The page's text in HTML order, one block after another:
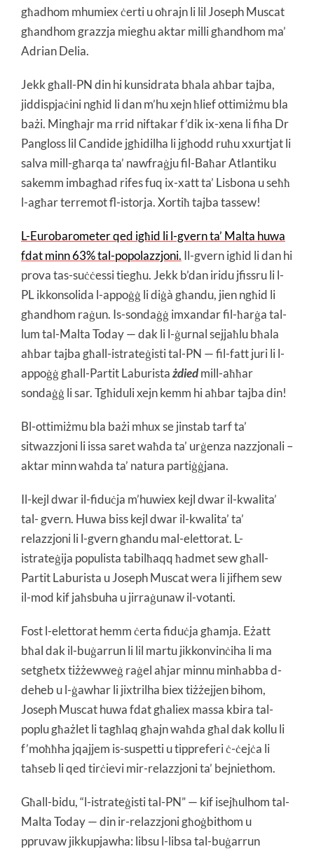
għadhom mhumiex ċerti u oħrajn li lil Joseph Muscat
għandhom grazzja miegħu aktar milli għandhom ma’
Adrian Delia.
Jekk għall-PN din hi kunsidrata bħala aħbar tajba,
jiddispjaċini ngħid li dan m’hu xejn ħlief ottimiżmu bla
bażi. Mingħajr ma rrid niftakar f’dik ix-xena li fiha Dr
Pangloss lil Candide jgħidilha li jgħodd ruħu xxurtjat li
salva mill-għarqa ta’ nawfraġju fil-Baħar Atlantiku
sakemm imbagħad rifes fuq ix-xatt ta’ Lisbona u seħħ
l-agħar terremot fl-istorja. Xortiħ tajba tassew!
L-Eurobarometer qed igħid li l-gvern ta’ Malta huwa
fdat minn 63% tal-popolazzjoni. Il-gvern igħid li dan hi
prova tas-suċċessi tiegħu. Jekk b’dan iridu jfissru li l-
PL ikkonsolida l-appoġġ li diġà għandu, jien ngħid li
għandhom raġun. Is-sondaġġ imxandar fil-ħarġa tal-
lum tal-Malta Today — dak li l-ġurnal sejjaħlu bħala
aħbar tajba għall-istrateġisti tal-PN — fil-fatt juri li l-
appoġġ għall-Partit Laburistażdiedmill-aħħar
sondaġġ li sar. Tgħiduli xejn kemm hi aħbar tajba din!
Bl-ottimiżmu bla bażi mhux se jinstab tarf ta’
sitwazzjoni li issa saret waħda ta’ urġenza nazzjonali –
aktar minn waħda ta’ natura partiġġjana.
Il-kejl dwar il-fiduċja m’huwiex kejl dwar il-kwalita’
tal- gvern. Huwa biss kejl dwar il-kwalita’ ta’
relazzjoni li l-gvern għandu mal-elettorat. L-
istrateġija populista tabilħaqq ħadmet sew għall-
Partit Laburista u Joseph Muscat wera li jifhem sew
il-mod kif jaħsbuha u jirraġunaw il-votanti.
Fost l-elettorat hemm ċerta fiduċja għamja. Eżatt
bħal dak il-buġarrun li lil martu jikkonvinċiha li ma
setgħetx tiżżewweġ raġel aħjar minnu minħabba d-
deheb u l-ġawhar li jixtrilha biex tiżżejjen bihom,
Joseph Muscat huwa fdat għaliex massa kbira tal-
poplu għażlet li tagħlaq għajn waħda għal dak kollu li
f’moħħha jqajjem is-suspetti u tippreferi ċ-ċejċa li
taħseb li qed tirċievi mir-relazzjoni ta’ bejniethom.
Għall-bidu, “l-istrateġisti tal-PN” — kif isejħulhom tal-
Malta Today — din ir-relazzjoni għoġbithom u
ppruvaw jikkupjawha: libsu l-libsa tal-buġarrun